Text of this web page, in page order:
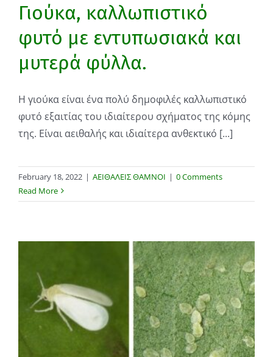
Γιούκα, καλλωπιστικό
φυτό με εντυπωσιακά και
μυτερά φύλλα.
Η γιούκα είναι ένα πολύ δημοφιλές καλλωπιστικό
φυτό εξαιτίας του ιδιαίτερου σχήματος της κόμης
της. Είναι αειθαλής και ιδιαίτερα ανθεκτικό [...]
February 18, 2022 | ΑΕΙΘΑΛΕΙΣ ΘΑΜΝΟΙ | 0 Comments
Read More